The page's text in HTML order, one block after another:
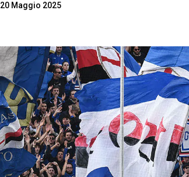
20 Maggio 2025